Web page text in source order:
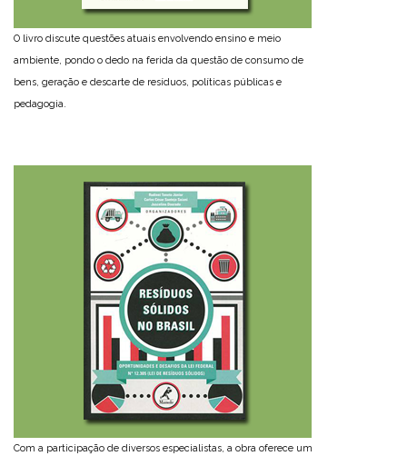
O livro discute questões atuais envolvendo ensino e meio
ambiente, pondo o dedo na ferida da questão de consumo de
bens, geração e descarte de resíduos, políticas públicas e
pedagogia.
Com a participação de diversos especialistas, a obra oferece um